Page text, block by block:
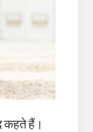
कहते हैं।